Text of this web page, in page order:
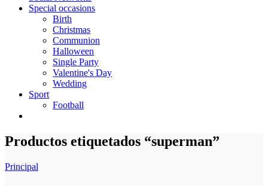
Special occasions
Birth
Christmas
Communion
Halloween
Single Party
Valentine's Day
Wedding
Sport
Football
Productos etiquetados “superman”
Principal